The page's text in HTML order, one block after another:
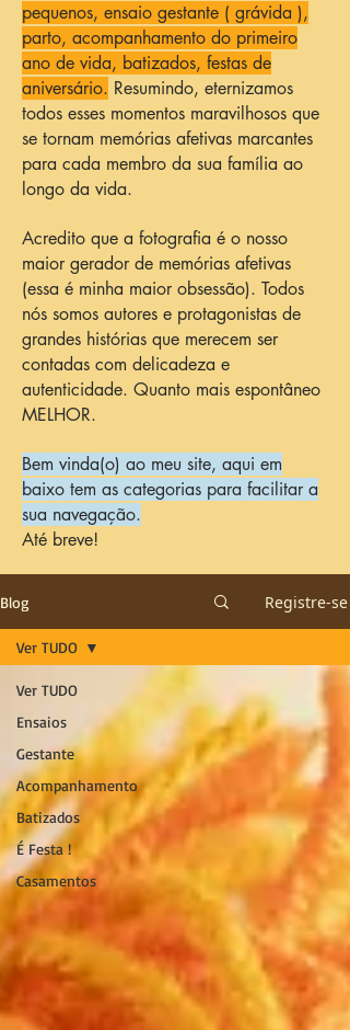
pequenos, ensaio gestante ( grávida ),
parto, acompanhamento do primeiro
ano de vida, batizados, festas de
aniversário. Resumindo, eternizamos
todos esses momentos maravilhosos que
se tornam memórias afetivas marcantes
para cada membro da sua família ao
longo da vida.
Acredito que a fotografia é o nosso
maior gerador de memórias afetivas
(essa é minha maior obsessão). Todos
nós somos autores e protagonistas de
grandes histórias que merecem ser
contadas com delicadeza e
autenticidade. Quanto mais espontâneo
MELHOR.
Bem vinda(o) ao meu site, aqui em
baixo tem as categorias para facilitar a
sua navegação.
Até breve!
Blog Registre-se
Ver TUDO
Ensaios
Gestante
Acompanhamento
Batizados
É Festa !
Casamentos
Ver TUDO